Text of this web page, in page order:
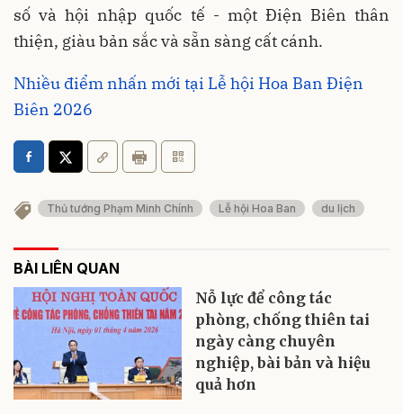
số và hội nhập quốc tế - một Điện Biên thân
thiện, giàu bản sắc và sẵn sàng cất cánh.
Nhiều điểm nhấn mới tại Lễ hội Hoa Ban Điện
Biên 2026
Thủ tướng Phạm Minh Chính Lễ hội Hoa Ban du lịch
BÀI LIÊN QUAN
Nỗ lực để công tác
phòng, chống thiên tai
ngày càng chuyên
nghiệp, bài bản và hiệu
quả hơn